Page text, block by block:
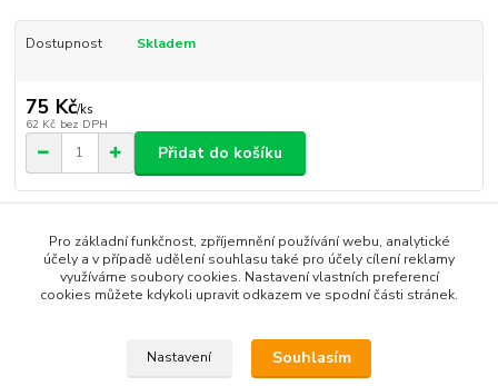
Dostupnost Skladem
75 Kč/ks
62 Kč bez DPH
Přidat do košíku
Zboží zařazeno v kategoriích
Pro základní funkčnost, zpříjemnění používání webu, analytické
účely a v případě udělení souhlasu také pro účely cílení reklamy
využíváme soubory cookies. Nastavení vlastních preferencí
cookies můžete kdykoli upravit odkazem ve spodní části stránek.
Nastavení Souhlasím